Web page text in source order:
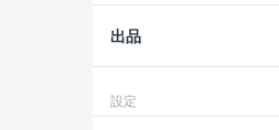
出品
設定